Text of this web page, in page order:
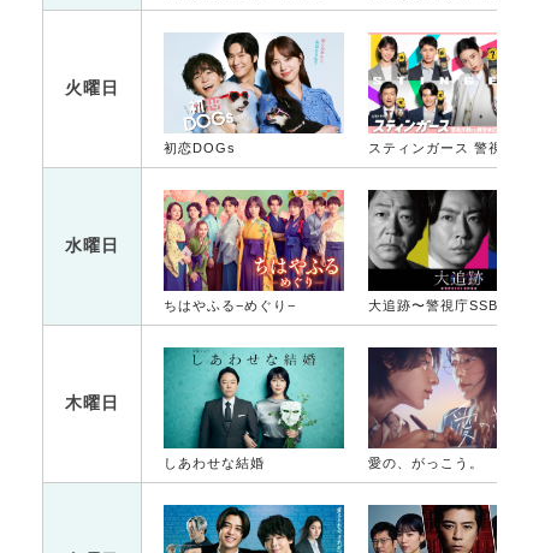
火曜日
初恋DOGs
水曜日
ちはやふる−めぐり−
木曜日
しあわせな結婚 愛の、がっこう。